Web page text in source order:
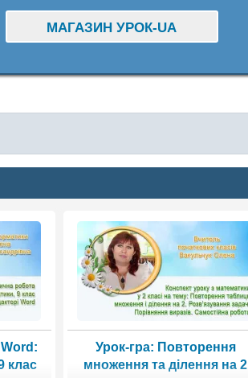
МАГАЗИН УРОК-UA
клас
Урок-гра: Повторення
множення та ділення на 2